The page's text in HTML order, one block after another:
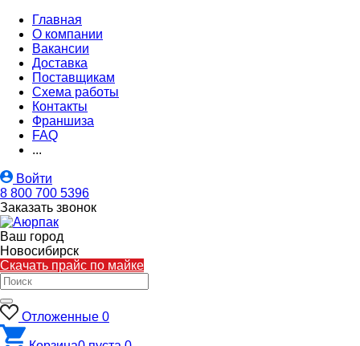
Главная
О компании
Вакансии
Доставка
Поставщикам
Схема работы
Контакты
Франшиза
FAQ
...
Войти
8 800 700 5396
Заказать звонок
Ваш город
Новосибирск
Скачать прайс по майке
Отложенные 0